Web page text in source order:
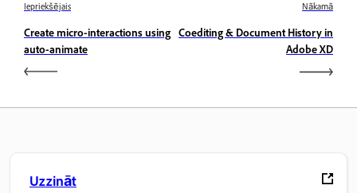
Iepriekšējais
Create micro-interactions using
auto-animate
Nākamā
Coediting & Document History in
Adobe XD
Uzzināt